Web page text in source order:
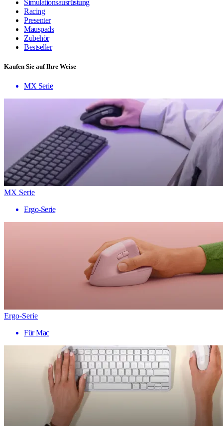
Simulationsausrüstung
Racing
Presenter
Mauspads
Zubehör
Bestseller
Kaufen Sie auf Ihre Weise
MX Serie
MX Serie
Ergo-Serie
Ergo-Serie
Für Mac